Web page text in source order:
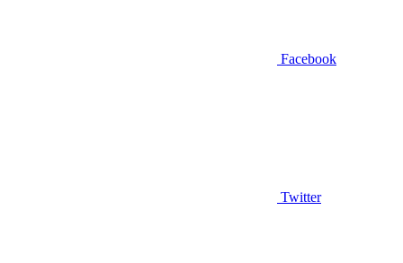
Facebook
Twitter